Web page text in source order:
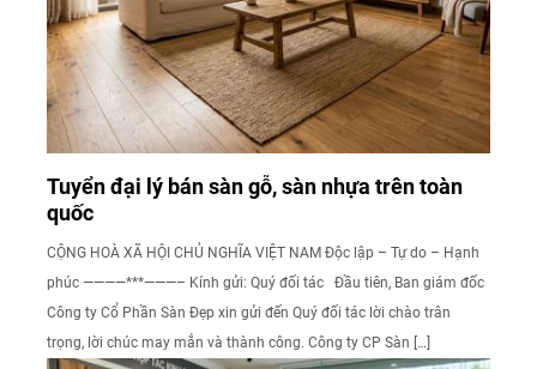
Tuyển đại lý bán sàn gỗ, sàn nhựa trên toàn
quốc
CỘNG HOÀ XÃ HỘI CHỦ NGHĨA VIỆT NAM Độc lập – Tự do – Hạnh
phúc ————***———– Kính gửi: Quý đối tác Đầu tiên, Ban giám đốc
Công ty Cổ Phần Sàn Đẹp xin gửi đến Quý đối tác lời chào trân
trọng, lời chúc may mắn và thành công. Công ty CP Sàn […]